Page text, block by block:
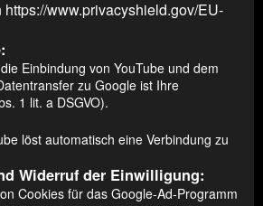
www.privacyshield.gov/EU-
Einbindung von YouTube und dem
zu Google ist Ihre
1 lit. a DSGVO).
löst automatisch eine Verbindung zu
Widerruf der Einwilligung:
Cookies für das Google-Ad-Programm